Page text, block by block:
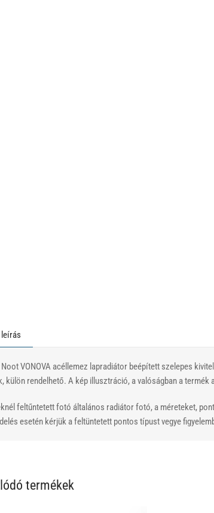
VONOVA acéllemez lapradiátor beépített szelepes
külön rendelhető. A kép illusztráció, a valóságban a termék
feltűntetett fotó általános radiátor fotó, a méreteket,
esetén kérjük a feltüntetett pontos típust vegye
termékek